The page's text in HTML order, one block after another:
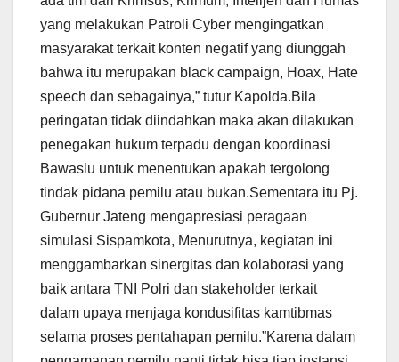
yang melakukan Patroli Cyber mengingatkan
masyarakat terkait konten negatif yang diunggah
bahwa itu merupakan black campaign, Hoax, Hate
speech dan sebagainya,” tutur Kapolda.Bila
peringatan tidak diindahkan maka akan dilakukan
penegakan hukum terpadu dengan koordinasi
Bawaslu untuk menentukan apakah tergolong
tindak pidana pemilu atau bukan.Sementara itu Pj.
Gubernur Jateng mengapresiasi peragaan
simulasi Sispamkota, Menurutnya, kegiatan ini
menggambarkan sinergitas dan kolaborasi yang
baik antara TNI Polri dan stakeholder terkait
dalam upaya menjaga kondusifitas kamtibmas
selama proses pentahapan pemilu.”Karena dalam